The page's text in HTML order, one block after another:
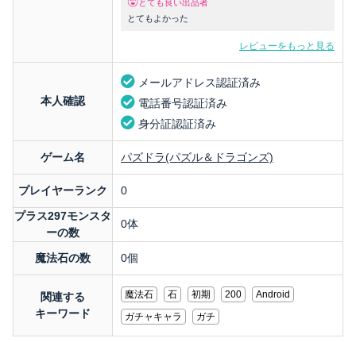
とても良い出品者
とてもよかった
レビューをもっと見る
本人確認
メールアドレス認証済み
電話番号認証済み
身分証認証済み
ゲーム名 パズドラ(パズル＆ドラゴンズ)
プレイヤーランク
0
プラス297モンスタ
ーの数
0体
魔法石の数 0個
関連する
キーワード
魔法石 石 初期 200
Android
ガチャキャラ
ガチ